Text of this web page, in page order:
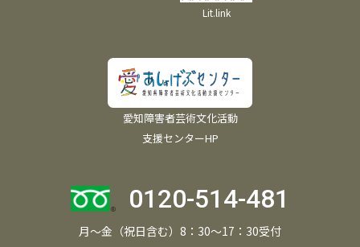
Lit.link
愛知障害者芸術文化活動
支援センターHP
0120-514-481
月～金（祝日含む）8：30～17：30受付